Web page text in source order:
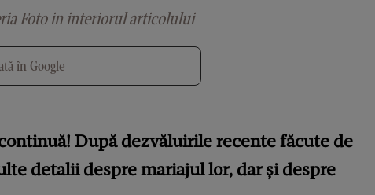
Foto in interiorul articolului
în Google
După dezvăluirile recente făcute de
detalii despre mariajul lor, dar și despre